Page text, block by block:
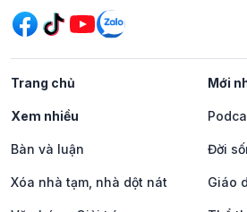
Trang chủ Mới
Xem nhiều
Bàn và luận Đời
Xóa nhà tạm, nhà dột nát Giáo